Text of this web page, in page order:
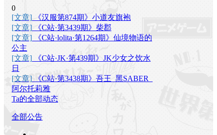
0
[文章] 《汉服第874期》小道友旗袍
[文章] 《C站·第3439期》柴郡
[文章] 《C站·lolita·第1264期》仙境物语的
公主
[文章] 《C站·JK·第439期》JK少女之饮水
日
[文章] 《C站·第3438期》吾王_黑SABER_
阿尔托莉雅
Ta的全部动态
全部公告